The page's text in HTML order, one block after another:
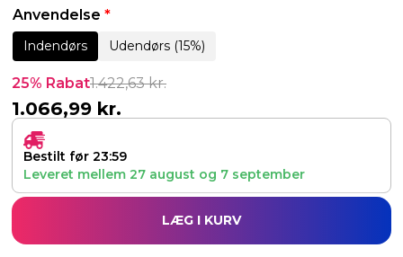
Anvendelse *
Indendørs Udendørs (15%)
25% Rabat1.422,63kr.
1.066,99 kr.
Bestilt før 23:59
Leveret mellem 27 august og 7 september
LÆG I KURV